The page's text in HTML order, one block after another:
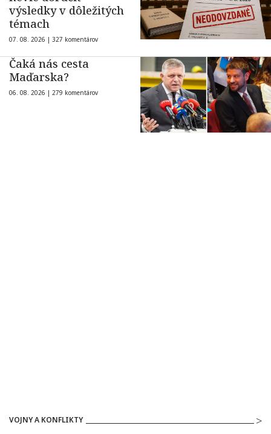
výsledky v dôležitých
témach
07. 08. 2026 | 327 komentárov
Čaká nás cesta
Maďarska?
06. 08. 2026 | 279 komentárov
VOJNY A KONFLIKTY